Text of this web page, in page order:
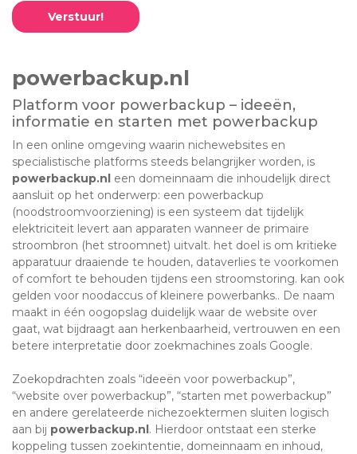
Verstuur!
powerbackup.nl
Platform voor powerbackup – ideeën,
informatie en starten met powerbackup
In een online omgeving waarin nichewebsites en
specialistische platforms steeds belangrijker worden, is
powerbackup.nl een domeinnaam die inhoudelijk direct
aansluit op het onderwerp: een powerbackup
(noodstroomvoorziening) is een systeem dat tijdelijk
elektriciteit levert aan apparaten wanneer de primaire
stroombron (het stroomnet) uitvalt. het doel is om kritieke
apparatuur draaiende te houden, dataverlies te voorkomen
of comfort te behouden tijdens een stroomstoring. kan ook
gelden voor noodaccus of kleinere powerbanks.. De naam
maakt in één oogopslag duidelijk waar de website over
gaat, wat bijdraagt aan herkenbaarheid, vertrouwen en een
betere interpretatie door zoekmachines zoals Google.
Zoekopdrachten zoals “ideeën voor powerbackup”,
“website over powerbackup”, “starten met powerbackup”
en andere gerelateerde nichezoektermen sluiten logisch
aan bij powerbackup.nl. Hierdoor ontstaat een sterke
koppeling tussen zoekintentie, domeinnaam en inhoud,